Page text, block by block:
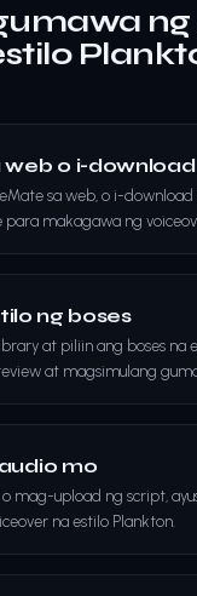
ng
web o i-download
sa web, o i-
makagawa ng
ng boses
at piliin ang boses na
at magsimulang
mo
mag-upload ng script,
na estilo Plankton.